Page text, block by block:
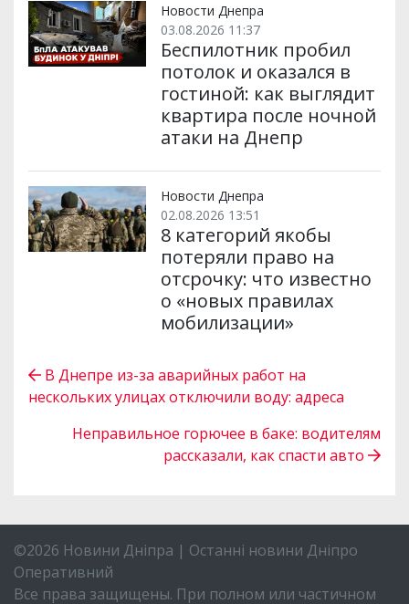
Новости Днепра
03.08.2026 11:37
Беспилотник пробил
потолок и оказался в
гостиной: как выглядит
квартира после ночной
атаки на Днепр
Новости Днепра
02.08.2026 13:51
8 категорий якобы
потеряли право на
отсрочку: что известно
о «новых правилах
мобилизации»
В Днепре из-за аварийных работ на
нескольких улицах отключили воду: адреса
Неправильное горючее в баке: водителям
рассказали, как спасти авто
©2026 Новини Дніпра | Останні новини Дніпро
Оперативний
Все права защищены. При полном или частичном